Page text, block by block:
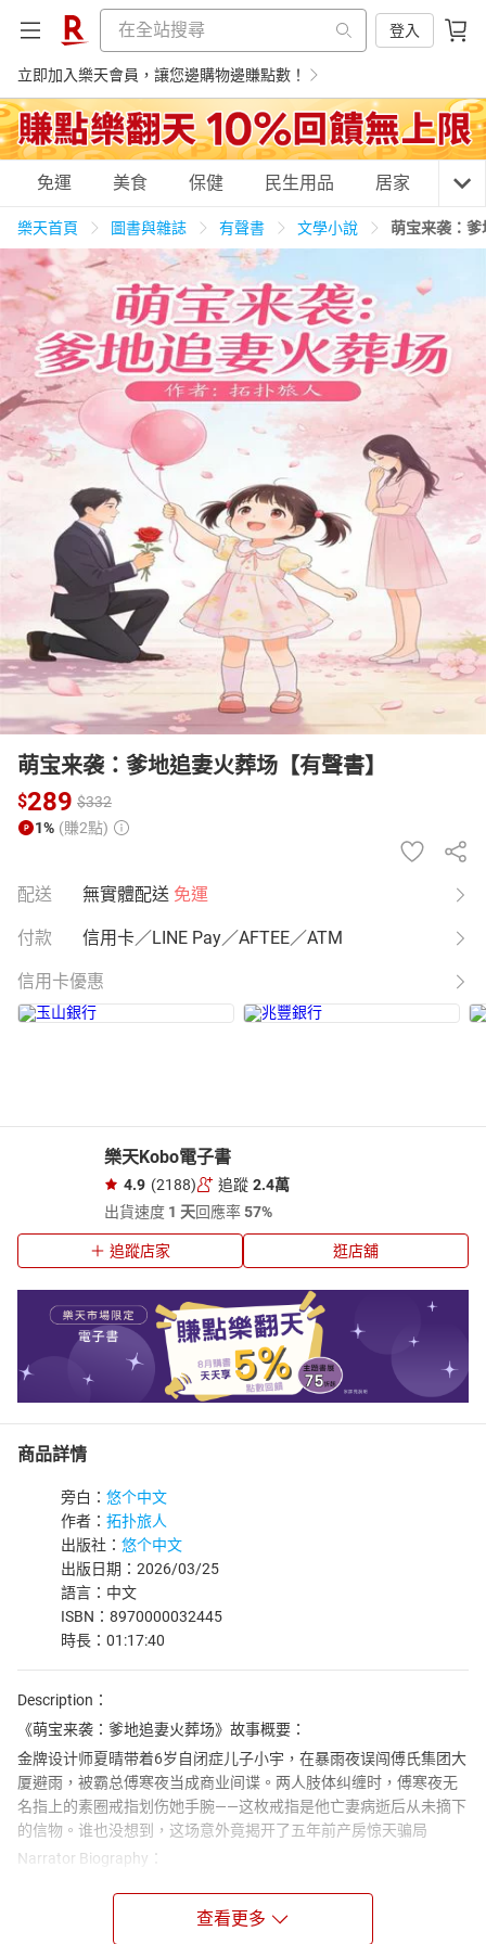
登入
立即加入樂天會員，讓您邊購物邊賺點數！
購物網分類
天天免運 美食蛋糕 養生保健 民生用品
居家生活 3C家電 運動休閒 親子玩具
化妝保養 情趣用品
日本購物 電子/紙本書
HOT
免運 美食 保健 民生用品 居家 3C
樂天首頁 圖書與雜誌 有聲書 文學小說 萌宝来袭：
萌宝来袭：爹地追妻火葬场【有聲書】
$289 $332
1% (賺2點)
配送 無實體配送 免運
付款 信用卡／LINE Pay／AFTEE／ATM
信用卡優惠
樂天Kobo電子書
4.9 (2188) 追蹤 2.4萬
出貨速度 1 天回應率57%
追蹤店家 逛店舖
商品詳情
旁白： 悠个中文
作者： 拓扑旅人
出版社： 悠个中文
出版日期：2026/03/25
語言：中文
ISBN：8970000032445
時長：01:17:40
Description：
《萌宝来袭：爹地追妻火葬场》故事概要：
金牌设计师夏晴带着6岁自闭症儿子小宇，在暴雨夜误闯傅氏集团大
厦避雨，被霸总傅寒夜当成商业间谍。两人肢体纠缠时，傅寒夜无
名指上的素圈戒指划伤她手腕——这枚戒指是他亡妻病逝后从未摘下
的信物。谁也没想到，这场意外竟揭开了五年前产房惊天骗局
Narrator Biography：
构章法有度，兼具文学性与可读性。其语言凝练精准，质朴中见风
查看更多